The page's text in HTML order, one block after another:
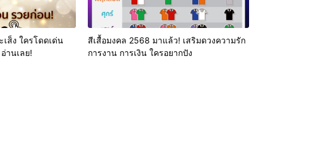
ส็ง ใครโดดเด่น
านเลย!
สีเสื้อมงคล 2568 มาแล้ว! เสริมดวงความรัก
การงาน การเงิน ใครอยากปัง